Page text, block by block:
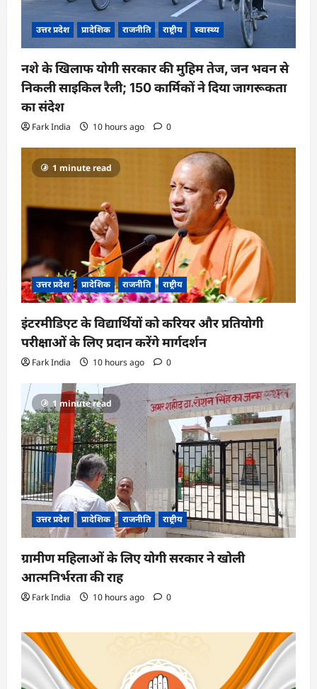
उत्तर प्रदेश प्रादेशिक राजनीति राष्ट्रीय स्वास्थ्य
नशे के खिलाफ योगी सरकार की मुहिम तेज, जन भवन से
निकली साइकिल रैली; 150 कार्मिकों ने दिया जागरूकता
का संदेश
Fark India 10 hours ago 0
1 minute read
उत्तर प्रदेश प्रादेशिक राजनीति राष्ट्रीय
इंटरमीडिएट के विद्यार्थियों को करियर और प्रतियोगी
परीक्षाओं के लिए प्रदान करेंगे मार्गदर्शन
Fark India 10 hours ago 0
1 minute read
उत्तर प्रदेश प्रादेशिक राजनीति राष्ट्रीय
ग्रामीण महिलाओं के लिए योगी सरकार ने खोली
आत्मनिर्भरता की राह
Fark India 10 hours ago 0